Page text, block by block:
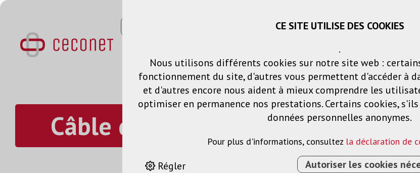
Panier Listes de voeux
Produits Solutions
Câble de raccordement
CE SITE UTILISE DES COOKIES
.
Nous utilisons différents cookies sur notre site web :
fonctionnement du site, d'autres vous permettent d'accéder à
et d'autres encore nous aident à mieux comprendre les
optimiser en permanence nos prestations. Certains cookies,
données personnelles anonymes.
Pour plus d'informations, consultez la déclaration de
Régler Autoriser les cookies